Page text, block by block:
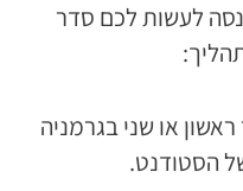
לעשות לכם סדר
או שני בגרמניה
הסטודנט.